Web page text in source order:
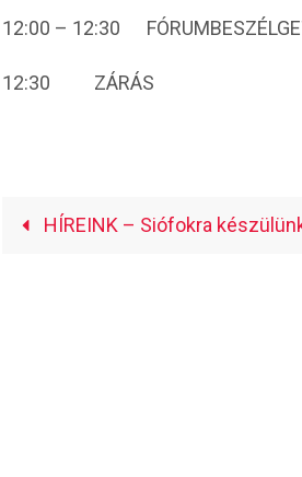
12:00 – 12:30
12:30 ZÁRÁS
HÍREINK – Siófokra